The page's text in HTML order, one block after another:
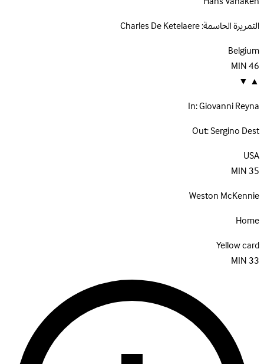
التمريرة الحاسمة:Charles De Ketelaere
Belgium
46
MIN
▲
▼
In:Giovanni Reyna
Out:Sergino Dest
USA
35
MIN
Weston McKennie
Home
Yellow card
33
MIN